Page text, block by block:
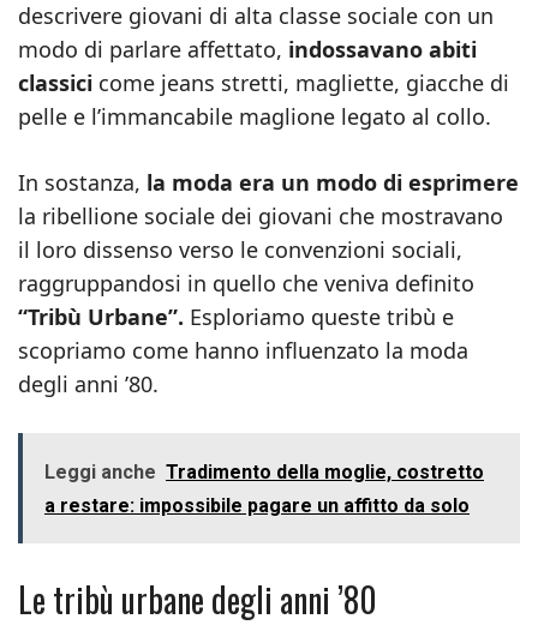
descrivere giovani di alta classe sociale con un
modo di parlare affettato, indossavano abiti
classici come jeans stretti, magliette, giacche di
pelle e l’immancabile maglione legato al collo.
In sostanza, la moda era un modo di esprimere
la ribellione sociale dei giovani che mostravano
il loro dissenso verso le convenzioni sociali,
raggruppandosi in quello che veniva definito
“Tribù Urbane”. Esploriamo queste tribù e
scopriamo come hanno influenzato la moda
degli anni ’80.
Leggi anche Tradimento della moglie, costretto
a restare: impossibile pagare un affitto da solo
Le tribù urbane degli anni ’80